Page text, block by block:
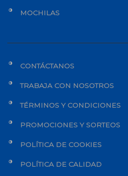
MOCHILAS
CONTÁCTANOS
TRABAJA CON NOSOTROS
TÉRMINOS Y CONDICIONES
PROMOCIONES Y SORTEOS
POLÍTICA DE COOKIES
POLÍTICA DE CALIDAD